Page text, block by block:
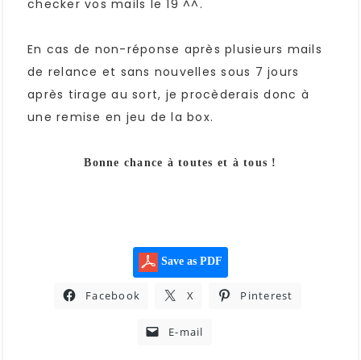
checker vos mails le 19 ^^.
En cas de non-réponse après plusieurs mails
de relance et sans nouvelles sous 7 jours
après tirage au sort, je procèderais donc à
une remise en jeu de la box.
Bonne chance à toutes et à tous !
Save as PDF
Facebook X Pinterest
E-mail